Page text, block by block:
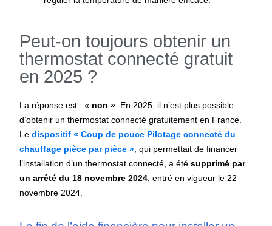
Peut-on toujours obtenir un
thermostat connecté gratuit
en 2025 ?
La réponse est : « non » . En 2025, il n’est plus possible
d’obtenir un thermostat connecté gratuitement en France.
Ledispositif « Coup de pouce Pilotage connecté du
chauffage pièce par pièce » , qui permettait de financer
l’installation d’un thermostat connecté, a étésupprimé par
un arrêté du 18 novembre 2024 , entré en vigueur le 22
novembre 2024.